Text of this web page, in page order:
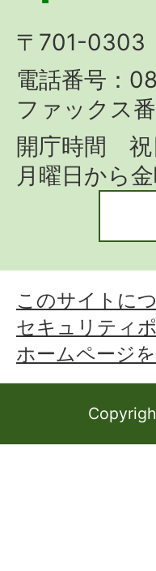
Hayashima
Town
〒701-0303
電話番号：
ファックス
開庁時間 祝
月曜日から
このサイトに
セキュリティ
ホームページ